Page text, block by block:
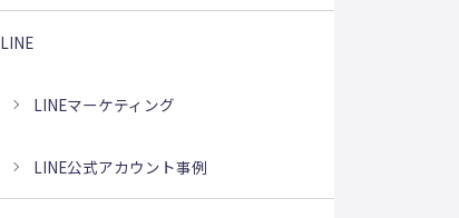
LINE
LINEマーケティング
LINE公式アカウント事例